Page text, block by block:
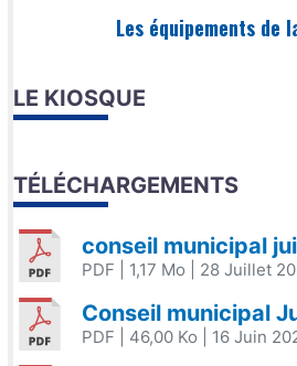
Les équipements de
LE KIOSQUE
TÉLÉCHARGEMENTS
conseil municipal
PDF | 1,17 Mo | 28 Juillet
Conseil municipal
PDF | 46,00 Ko | 16 Juin